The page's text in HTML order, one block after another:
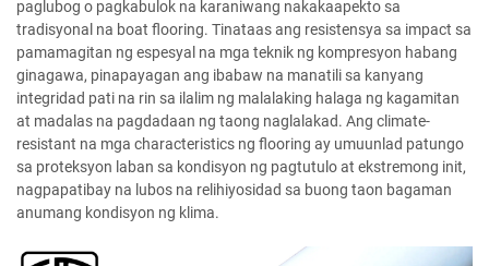
paglubog o pagkabulok na karaniwang nakakaapekto sa
tradisyonal na boat flooring. Tinataas ang resistensya sa impact sa
pamamagitan ng espesyal na mga teknik ng kompresyon habang
ginagawa, pinapayagan ang ibabaw na manatili sa kanyang
integridad pati na rin sa ilalim ng malalaking halaga ng kagamitan
at madalas na pagdadaan ng taong naglalakad. Ang climate-
resistant na mga characteristics ng flooring ay umuunlad patungo
sa proteksyon laban sa kondisyon ng pagtutulo at ekstremong init,
nagpapatibay na lubos na relihiyosidad sa buong taon bagaman
anumang kondisyon ng klima.